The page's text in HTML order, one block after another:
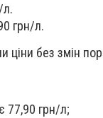
грн/л.
ціни без змін
77,90 грн/л;